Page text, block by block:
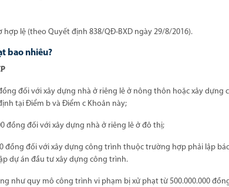
lệ (theo Quyết định 838/QĐ-BXD ngày 29/8/2016).
bao nhiêu?
đối với xây dựng nhà ở riêng lẻ ở nông thôn hoặc xây dựng
tại Điểm b và Điểm c Khoản này;
đồng đối với xây dựng nhà ở riêng lẻ ở đô thị;
đồng đối với xây dựng công trình thuộc trường hợp phải lập
dự án đầu tư xây dựng công trình.
như quy mô công trình vi phạm bị xử phạt từ 500.000.000